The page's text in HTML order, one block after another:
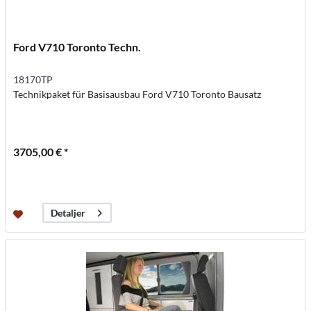
Ford V710 Toronto Techn.
18170TP
Technikpaket für Basisausbau Ford V710 Toronto Bausatz
3705,00 € *
Detaljer